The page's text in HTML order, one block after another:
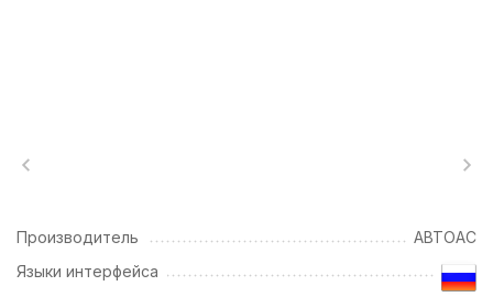
Производитель
АВТОАС
Языки интерфейса